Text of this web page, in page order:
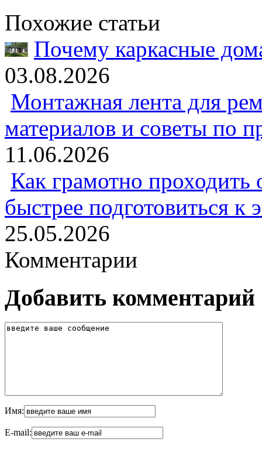
Похожие статьи
Почему каркасные
03.08.2026
Монтажная лента для
материалов и советы по
11.06.2026
Как грамотно проходить
быстрее подготовиться к
25.05.2026
Комментарии
Добавить комментарий
Имя:
E-mail: